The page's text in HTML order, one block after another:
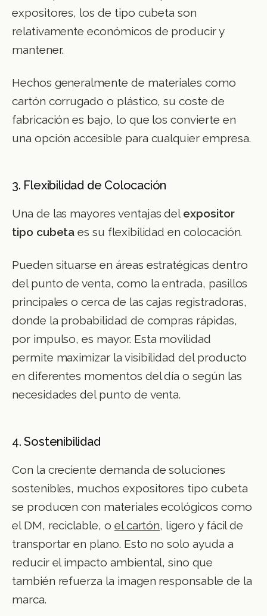
expositores, los de tipo cubeta son
relativamente económicos de producir y
mantener.
Hechos generalmente de materiales como
cartón corrugado o plástico, su coste de
fabricación es bajo, lo que los convierte en
una opción accesible para cualquier empresa.
3. Flexibilidad de Colocación
Una de las mayores ventajas del expositor
tipo cubeta es su flexibilidad en colocación.
Pueden situarse en áreas estratégicas dentro
del punto de venta, como la entrada, pasillos
principales o cerca de las cajas registradoras,
donde la probabilidad de compras rápidas,
por impulso, es mayor. Esta movilidad
permite maximizar la visibilidad del producto
en diferentes momentos del día o según las
necesidades del punto de venta.
4. Sostenibilidad
Con la creciente demanda de soluciones
sostenibles, muchos expositores tipo cubeta
se producen con materiales ecológicos como
el DM, reciclable, o el cartón, ligero y fácil de
transportar en plano. Esto no solo ayuda a
reducir el impacto ambiental, sino que
también refuerza la imagen responsable de la
marca.